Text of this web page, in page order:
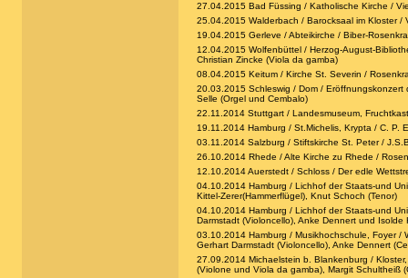
27.04.2015 Bad Füssing / Katholische Kirche /
25.04.2015 Walderbach / Barocksaal im Kloster /
19.04.2015 Gerleve / Abteikirche / Biber-
12.04.2015 Wolfenbüttel / Herzog-August-
Christian Zincke (Viola da gamba)
08.04.2015 Keitum / Kirche St. Severin /
20.03.2015 Schleswig / Dom /
Selle (Orgel und Cembalo)
22.11.2014 Stuttgart / Landesmuseum,
19.11.2014 Hamburg / St.Michelis, Krypta / C. P.
03.11.2014 Salzburg / Stiftskirche St. Peter /
26.10.2014 Rhede / Alte Kirche zu Rhede /
12.10.2014 Auerstedt / Schloss / Der edle
04.10.2014 Hamburg / Lichhof der Staats-und
Kittel-Zerer(Hammerflügel), Knut Schoch (Tenor)
04.10.2014 Hamburg / Lichhof der Staats-und
Darmstadt (Violoncello), Anke Dennert und
03.10.2014 Hamburg / Musikhochschule, Foyer /
Gerhart Darmstadt (Violoncello), Anke Dennert
27.09.2014 Michaelstein b. Blankenburg /
(Violone und Viola da gamba), Margit Schultheiß